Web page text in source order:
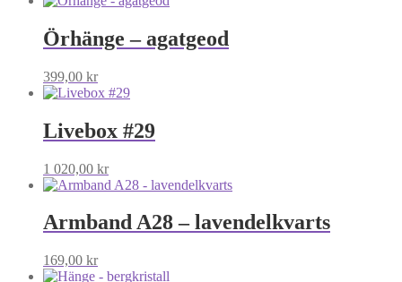
Örhänge – agatgeod
399,00 kr
Livebox #29
1 020,00 kr
Armband A28 – lavendelkvarts
169,00 kr